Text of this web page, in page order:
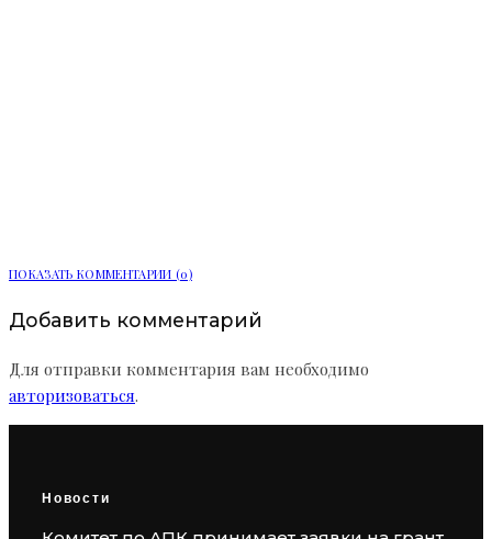
ПОКАЗАТЬ КОММЕНТАРИИ (0)
Добавить комментарий
Для отправки комментария вам необходимо
авторизоваться.
Новости